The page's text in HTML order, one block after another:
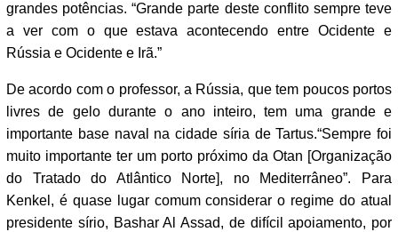
grandes potências. “Grande parte deste conflito sempre teve
a ver com o que estava acontecendo entre Ocidente e
Rússia e Ocidente e Irã.”
De acordo com o professor, a Rússia, que tem poucos portos
livres de gelo durante o ano inteiro, tem uma grande e
importante base naval na cidade síria de Tartus.“Sempre foi
muito importante ter um porto próximo da Otan [Organização
do Tratado do Atlântico Norte], no Mediterrâneo”. Para
Kenkel, é quase lugar comum considerar o regime do atual
presidente sírio, Bashar Al Assad, de difícil apoiamento, por